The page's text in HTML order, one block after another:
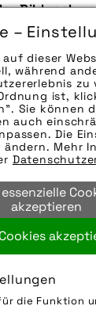
–
dieser
während
zu
ist,
Sie können
auch
Die
ändern. Mehr
akzeptieren
die Funktion
germany,sks
,